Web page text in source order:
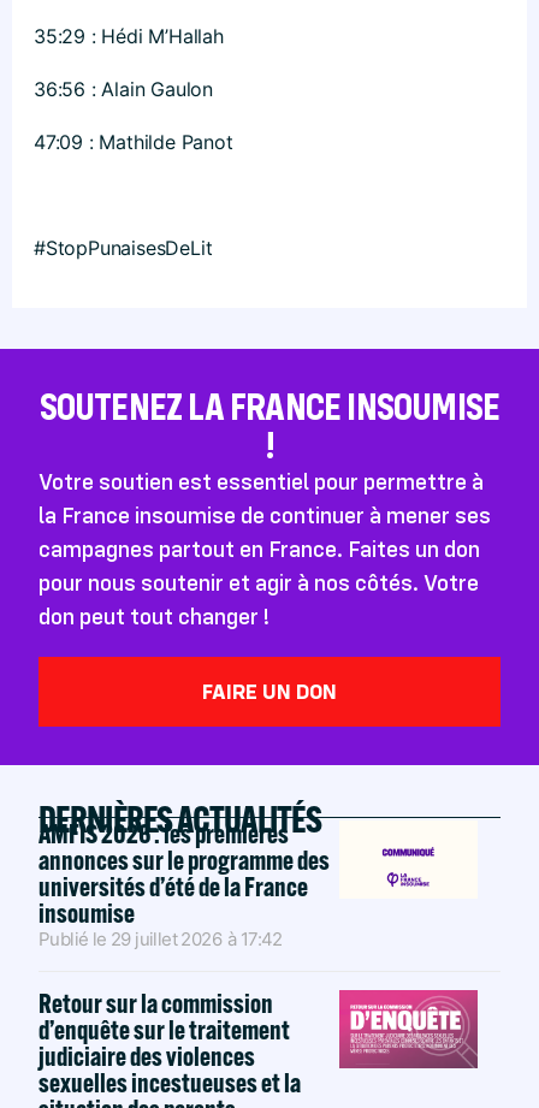
35:29 : Hédi M’Hallah
36:56 : Alain Gaulon
47:09 : Mathilde Panot
#StopPunaisesDeLit
SOUTENEZ LA FRANCE INSOUMISE
!
Votre soutien est essentiel pour permettre à
la France insoumise de continuer à mener ses
campagnes partout en France. Faites un don
pour nous soutenir et agir à nos côtés. Votre
don peut tout changer !
FAIRE UN DON
DERNIÈRES ACTUALITÉS
AMFIS 2026 : les premières
annonces sur le programme des
universités d’été de la France
insoumise
Publié le 29 juillet 2026 à 17:42
Retour sur la commission
d’enquête sur le traitement
judiciaire des violences
sexuelles incestueuses et la